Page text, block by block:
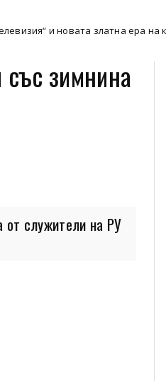
златна ера на кино-
зимнина
от служители на РУ